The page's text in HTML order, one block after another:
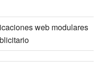
web modulares